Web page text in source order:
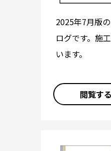
2025年7月版
ログです。施
います。
閲覧する